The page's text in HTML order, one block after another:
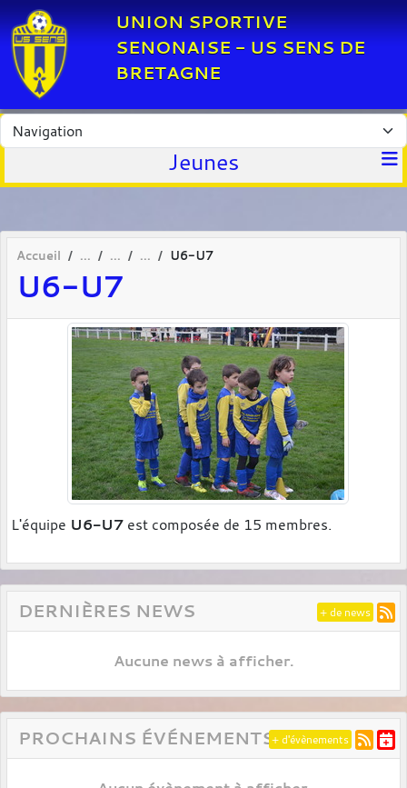
UNION SPORTIVE
SENONAISE - US SENS DE
BRETAGNE
Jeunes
Accueil U6-U7
U6-U7
L'équipe U6-U7 est composée de 15 membres.
DERNIÈRES NEWS
Aucune news à afficher.
+ de news
PROCHAINS ÉVÉNEMENTS+ d'évènements
Panneau de gestion des cookies